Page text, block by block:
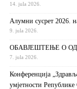
14. jula 2026.
Алумни сусрет 2026.
9. jula 2026.
ОБАВЈЕШТЕЊЕ О
7. jula 2026.
Конференција
умјетности